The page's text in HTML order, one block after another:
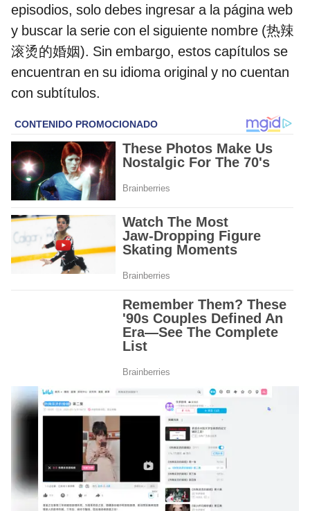
episodios, solo debes ingresar a la página web
y buscar la serie con el siguiente nombre (热辣
滚烫的婚姻). Sin embargo, estos capítulos se
encuentran en su idioma original y no cuentan
con subtítulos.